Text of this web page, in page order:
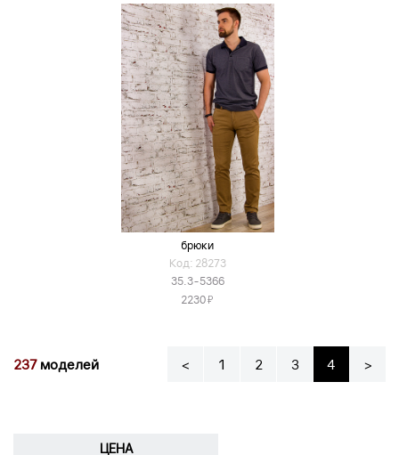
брюки
Код: 28273
35.3-5366
2230Я
237моделей < 1 2 3 4 >
ЦЕНА